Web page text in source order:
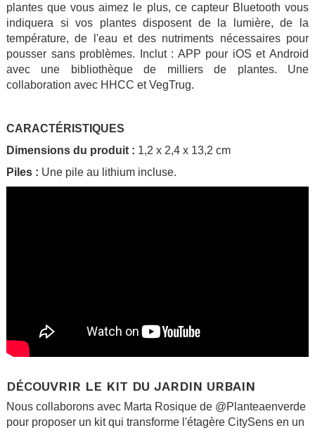
plantes que vous aimez le plus, ce capteur Bluetooth vous
indiquera si vos plantes disposent de la lumière, de la
température, de l'eau et des nutriments nécessaires pour
pousser sans problèmes. Inclut : APP pour iOS et Android
avec une bibliothèque de milliers de plantes. Une
collaboration avec HHCC et VegTrug.
CARACTÉRISTIQUES
Dimensions du produit : 1,2 x 2,4 x 13,2 cm
Piles : Une pile au lithium incluse.
DÉCOUVRIR LE KIT DU JARDIN URBAIN
Nous collaborons avec Marta Rosique de @Planteaenverde
pour proposer un kit qui transforme l'étagère CitySens en un